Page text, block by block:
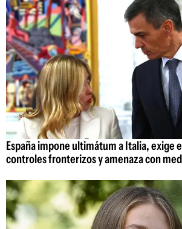
España impone ultimátum a Italia, exige
controles fronterizos y amenaza con